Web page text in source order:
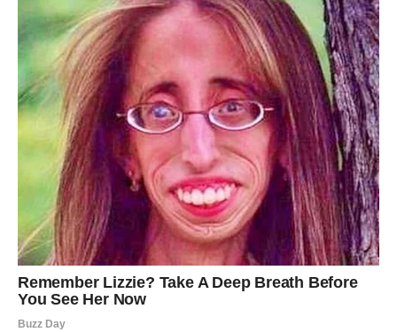
UNUTRAŠNJE STANJE: DOSTA
JE BILO ČEKANJA
U vašim mislima danas dominira rečenica:„Moram nešto
da promenim.“
I to nije slabost – to je snaga. Vi više ne
želite da se prilagođavate nečemu što vas ne ispunjava. I
ne osećate krivicu zbog toga.
Ovo je dan kada:
shvatate da imate pravo da tražite više
prestajete da umanjujete svoje potrebe